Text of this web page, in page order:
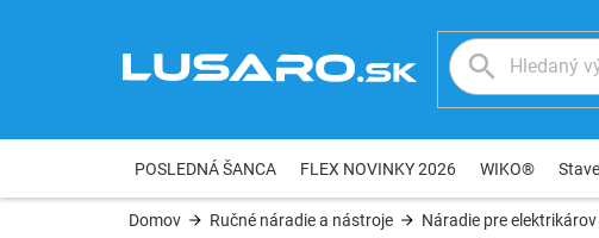
POSLEDNÁ ŠANCA FLEX NOVINKY 2026 WIKO®
Domov Ručné náradie a nástroje Náradie pre elektrikárov